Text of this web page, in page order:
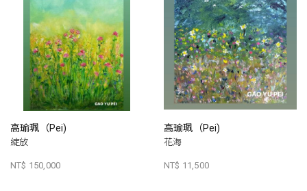
高瑜珮（Pei)
綻放
NT$ 150,000
高瑜珮（Pei)
花海
NT$ 11,500